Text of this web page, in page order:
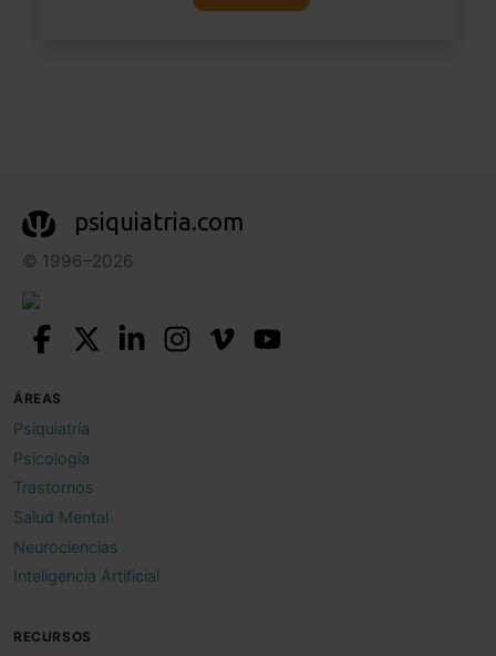
psiquiatria.com
© 1996–2026
ÁREAS
Psiquiatría
Psicología
Trastornos
Salud Mental
Neurociencias
Inteligencia Artificial
RECURSOS